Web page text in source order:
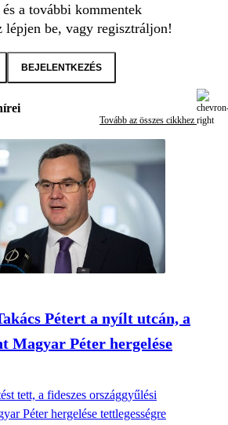
a további kommentek
lépjen be, vagy regisztráljon!
BEJELENTKEZÉS
Tovább az összes cikkhez
Pétert a nyílt utcán, a
Magyar Péter hergelése
tett, a fideszes országgyűlési
Péter hergelése tettlegességre